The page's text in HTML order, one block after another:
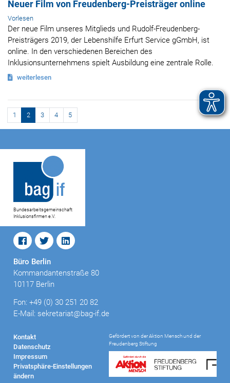
Neuer Film von Freudenberg-Preisträger online
Vorlesen
Der neue Film unseres Mitglieds und Rudolf-Freudenberg-
Preisträgers 2019, der Lebenshilfe Erfurt Service gGmbH, ist
online. In den verschiedenen Bereichen des
Inklusionsunternehmens spielt Ausbildung eine zentrale Rolle.
weiterlesen
Page navigation
Seite
1 Aktuelle Page
2 Seite
3 Seite
4 Seite
5
Bundesarbeitsgemeinschaft
Inklusionsfirmen e.V.
Büro Berlin
Kommandantenstraße 80
10117 Berlin
Fon: +49 (0) 30 251 20 82
E-Mail: sekretariat@bag-if.de
Kontakt
Datenschutz
Impressum
Privatsphäre-Einstellungen
ändern
Gefördert von der Aktion Mensch und der
Freudenberg Stiftung